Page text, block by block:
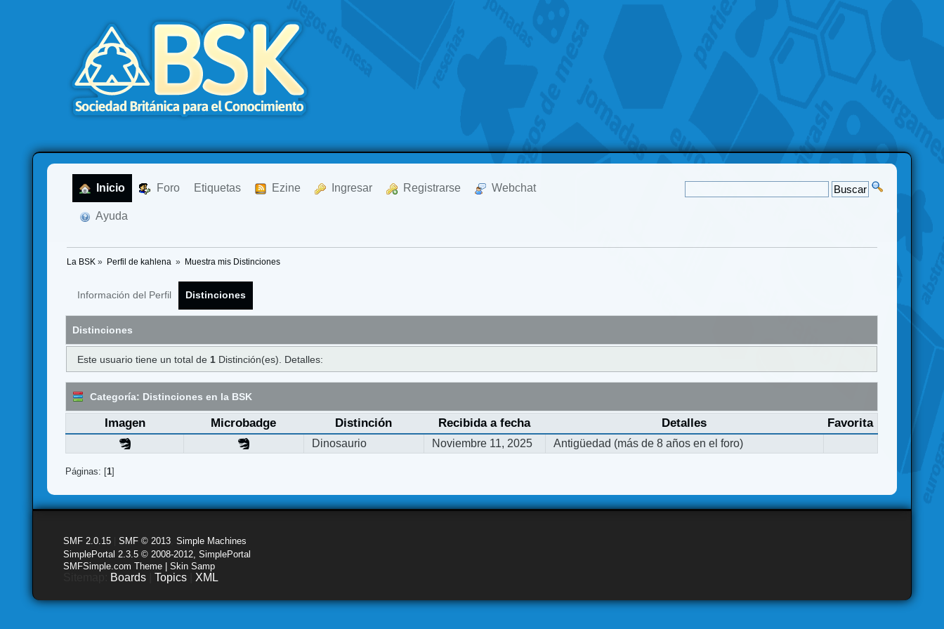
Inicio Foro Etiquetas Ezine Ingresar Registrarse Webchat
Ayuda
La BSK » Perfil de kahlena » Muestra mis Distinciones
Información del Perfil Distinciones
Distinciones
Este usuario tiene un total de 1Distinción(es). Detalles:
Categoría: Distinciones en la BSK
Imagen Microbadge Distinción Recibida a fecha Detalles Favorita
Dinosaurio Noviembre 11, 2025 Antigüedad (más de 8 años en el foro)
Páginas: [1]
SMF 2.0.15 |SMF © 2013 ,Simple Machines
SimplePortal 2.3.5 © 2008-2012, SimplePortal
SMFSimple.com Theme | Skin Samp
Boards |Topics XML